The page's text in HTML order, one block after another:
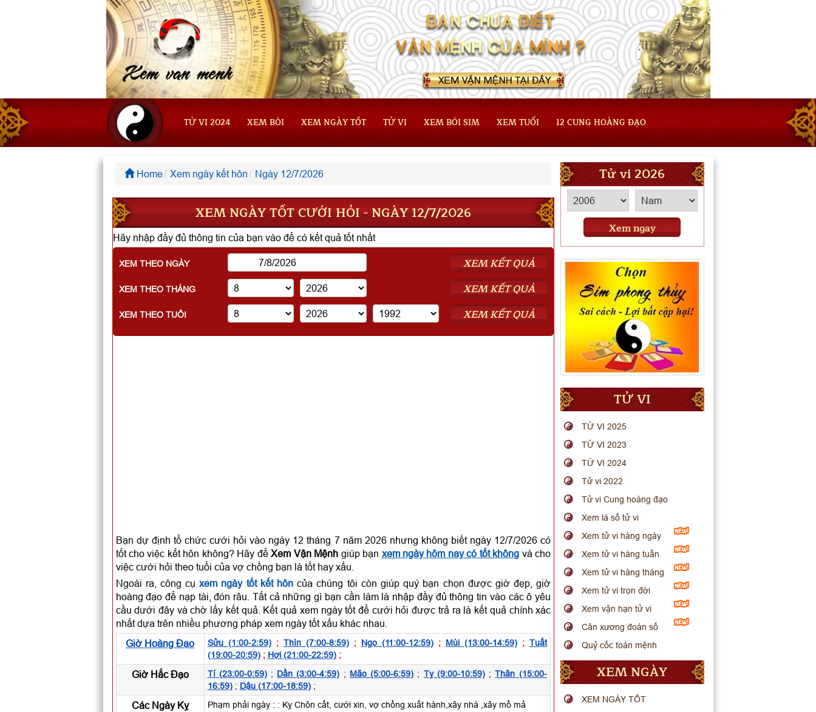
TỬ VI 2024 XEM BÓI XEM NGÀY TỐT TỬ VI XEM BÓI SIM XEM TUỔI 12 CUNG HOÀNG ĐẠO
Home Xem ngày kết hôn Ngày 12/7/2026
XEM NGÀY TỐT CƯỚI HỎI - NGÀY 12/7/2026
Hãy nhập đầy đủ thông tin của bạn vào để có kết quả tốt nhất
XEM THEO NGÀY XEM KẾT QUẢ
XEM THEO THÁNG XEM KẾT QUẢ
XEM THEO TUỔI XEM KẾT QUẢ
Bạn dự định tổ chức cưới hỏi vào ngày 12 tháng 7 năm 2026 nhưng không biết ngày 12/7/2026 có
tốt cho việc kết hôn không? Hãy đểXem Vận Mệnh giúp bạn xem ngày hôm nay có tốt không và cho
việc cưới hỏi theo tuổi của vợ chồng bạn là tốt hay xấu.
Ngoài ra, công cụxem ngày tốt kết hôn của chúng tôi còn giúp quý bạn chọn được giờ đẹp, giờ
hoàng đạo để nạp tài, đón râu. Tất cả những gì bạn cần làm là nhập đầy đủ thông tin vào các ô yêu
cầu dưới đây và chờ lấy kết quả. Kết quả xem ngày tốt để cưới hỏi được trả ra là kết quả chính xác
nhất dựa trên nhiều phương pháp xem ngày tốt xấu khác nhau.
Giờ Hoàng Đạo
Sửu (1:00-2:59); Thìn (7:00-8:59); Ngọ (11:00-12:59); Mùi (13:00-14:59); Tuất
(19:00-20:59); Hợi (21:00-22:59);
Giờ Hắc Đạo Tí (23:00-0:59); Dần (3:00-4:59) ; Mão (5:00-6:59) ; Tỵ (9:00-10:59);Thân (15:00-
16:59); Dậu (17:00-18:59);
Các Ngày Kỵ Phạm phải ngày : : Kỵ Chôn cất, cưới xin, vợ chồng xuất hành,xây nhà ,xây mồ mả
Tử vi 2026
Xem ngay
TỬ VI
TỬ VI 2025
TỬ VI 2023
TỬ VI 2024
Tử vi 2022
Tử vi Cung hoàng đạo
Xem lá số tử vi
Xem tử vi hàng ngày
Xem tử vi hàng tuần
Xem tử vi hàng tháng
Xem tử vi trọn đời
Xem vận hạn tử vi
Cân xương đoán số
Quỷ cốc toán mệnh
XEM NGÀY
XEM NGÀY TỐT